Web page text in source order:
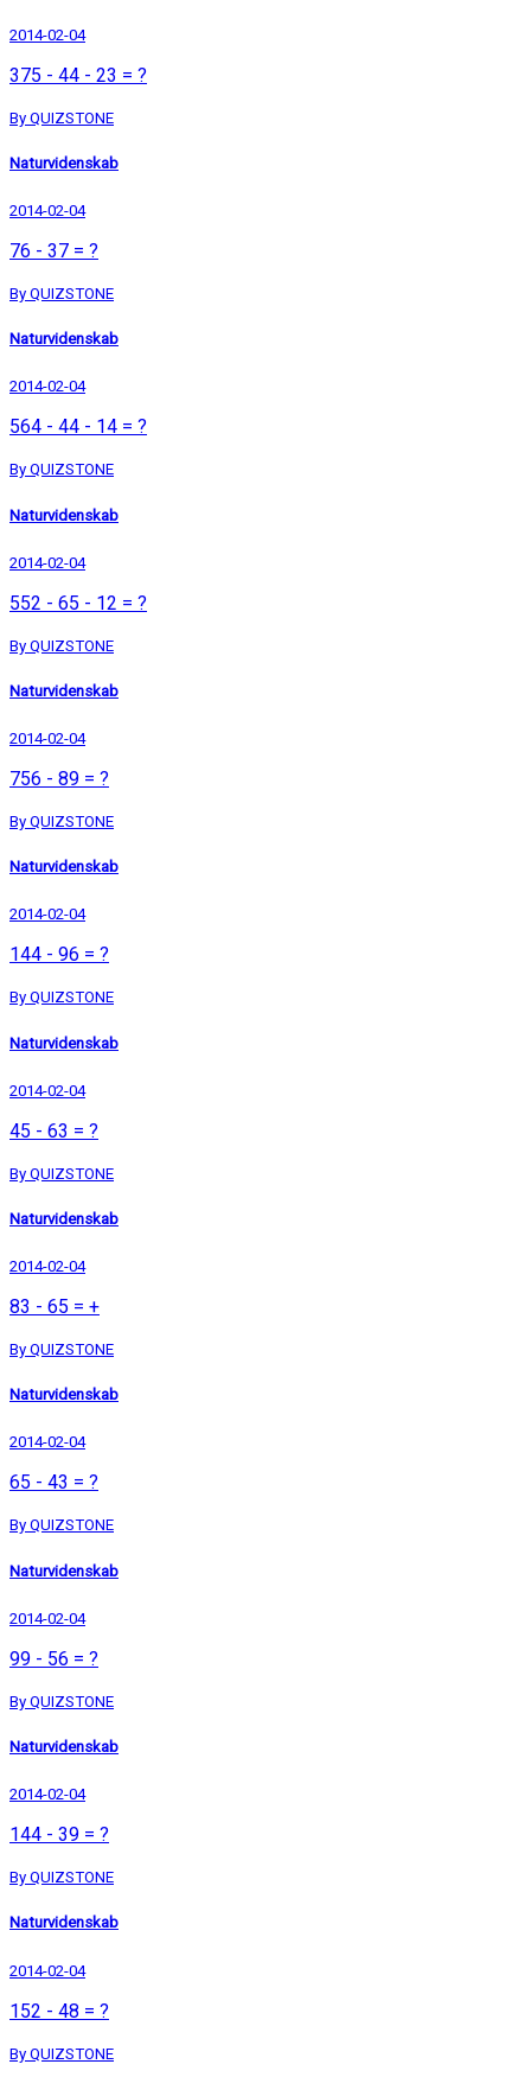
2014-02-04
375 - 44 - 23 = ?
By QUIZSTONE
Naturvidenskab
2014-02-04
76 - 37 = ?
By QUIZSTONE
Naturvidenskab
2014-02-04
564 - 44 - 14 = ?
By QUIZSTONE
Naturvidenskab
2014-02-04
552 - 65 - 12 = ?
By QUIZSTONE
Naturvidenskab
2014-02-04
756 - 89 = ?
By QUIZSTONE
Naturvidenskab
2014-02-04
144 - 96 = ?
By QUIZSTONE
Naturvidenskab
2014-02-04
45 - 63 = ?
By QUIZSTONE
Naturvidenskab
2014-02-04
83 - 65 = +
By QUIZSTONE
Naturvidenskab
2014-02-04
65 - 43 = ?
By QUIZSTONE
Naturvidenskab
2014-02-04
99 - 56 = ?
By QUIZSTONE
Naturvidenskab
2014-02-04
144 - 39 = ?
By QUIZSTONE
Naturvidenskab
2014-02-04
152 - 48 = ?
By QUIZSTONE